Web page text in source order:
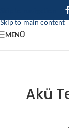
Skip to main content
MENÜ
Akü